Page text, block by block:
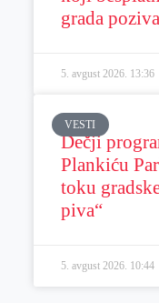
grada
5. avgust 2026. 13:36
VESTI
Dečji
Plankiću
toku
piva“
5. avgust 2026. 10:44